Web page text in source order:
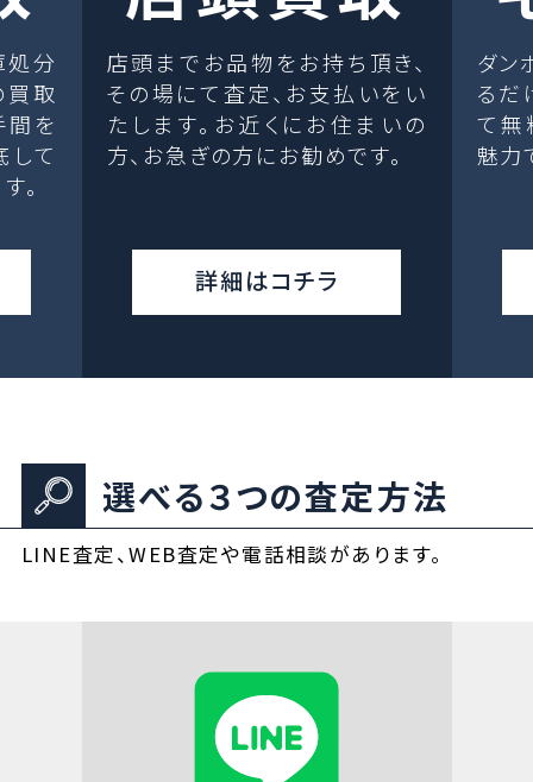
処分
取
間を
して
。
店頭までお品物をお持ち頂き、
その場にて査定、お支払いをい
たします。お近くにお住まいの
方、お急ぎの方にお勧めです。
詳細はコチラ
ダン
るだ
て無
魅力
選べる３つの査定方法
LINE査定、WEB査定や電話相談があります。